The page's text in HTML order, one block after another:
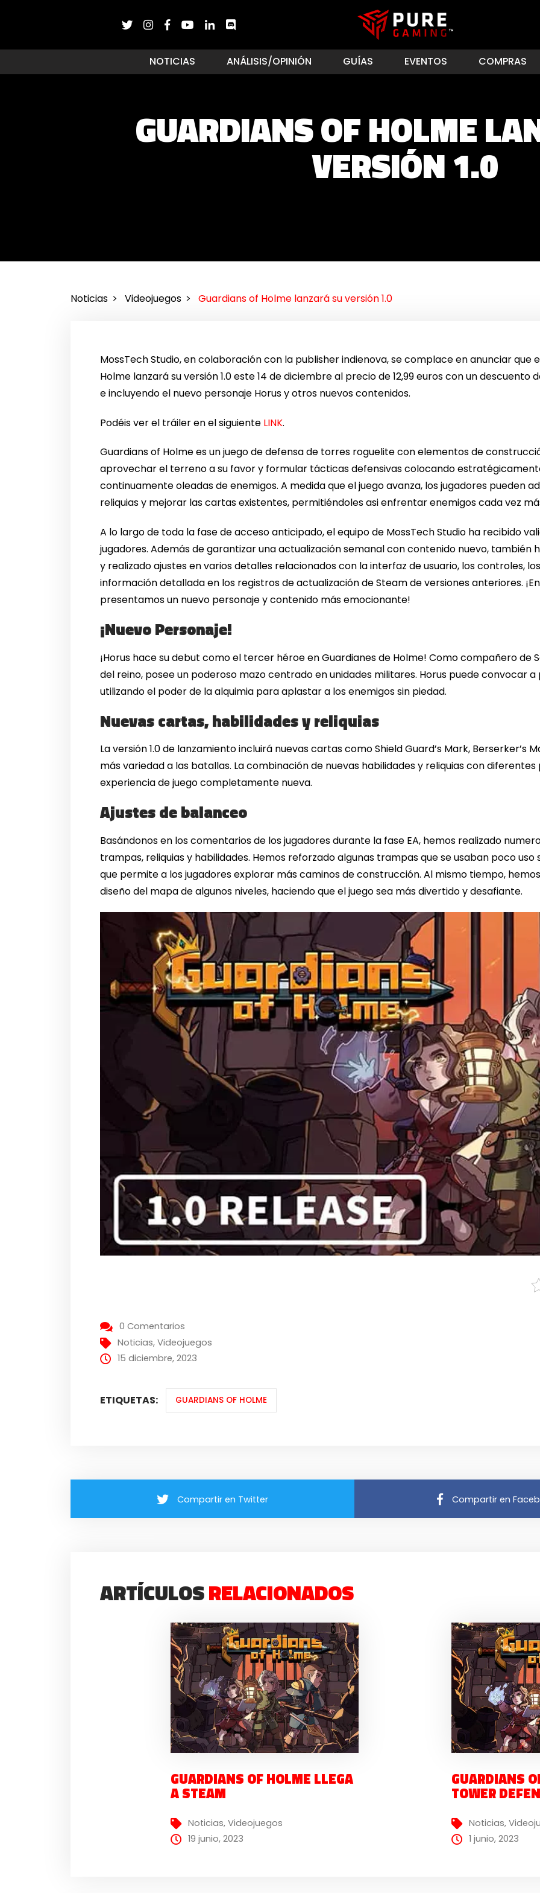
NOTICIAS ANÁLISIS/OPINIÓN GUÍAS EVENTOS COMPRAS
GUARDIANS OF HOLME
VERSIÓN 1.0
Noticias Videojuegos Guardians of Holme lanzará su versión 1.0
MossTech Studio, en colaboración con la publisher indienova, se complace en anunciar que
Holme lanzará su versión 1.0 este 14 de diciembre al precio de 12,99 euros con un
e incluyendo el nuevo personaje Horus y otros nuevos contenidos.
Podéis ver el tráiler en el siguiente LINK.
Guardians of Holme es un juego de defensa de torres roguelite con elementos de
aprovechar el terreno a su favor y formular tácticas defensivas colocando
continuamente oleadas de enemigos. A medida que el juego avanza, los jugadores pueden
reliquias y mejorar las cartas existentes, permitiéndoles asi enfrentar enemigos cada vez
A lo largo de toda la fase de acceso anticipado, el equipo de MossTech Studio ha recibido
jugadores. Además de garantizar una actualización semanal con contenido nuevo, también
y realizado ajustes en varios detalles relacionados con la interfaz de usuario, los controles,
información detallada en los registros de actualización de Steam de versiones anteriores.
presentamos un nuevo personaje y contenido más emocionante!
¡Nuevo Personaje!
¡Horus hace su debut como el tercer héroe en Guardianes de Holme! Como compañero de
del reino, posee un poderoso mazo centrado en unidades militares. Horus puede convocar
utilizando el poder de la alquimia para aplastar a los enemigos sin piedad.
Nuevas cartas, habilidades y reliquias
La versión 1.0 de lanzamiento incluirá nuevas cartas como Shield Guard’s Mark, Berserker’s
más variedad a las batallas. La combinación de nuevas habilidades y reliquias con
experiencia de juego completamente nueva.
Ajustes de balanceo
Basándonos en los comentarios de los jugadores durante la fase EA, hemos realizado
trampas, reliquias y habilidades. Hemos reforzado algunas trampas que se usaban poco
que permite a los jugadores explorar más caminos de construcción. Al mismo tiempo,
diseño del mapa de algunos niveles, haciendo que el juego sea más divertido y desafiante.
0 Comentarios
Noticias,Videojuegos
15 diciembre, 2023
ETIQUETAS: GUARDIANS OF HOLME
Compartir en Twitter Compartir en
ARTÍCULOSRELACIONADOS
GUARDIANS OF HOLME LLEGA
A STEAM
Noticias, Videojuegos
19 junio, 2023
GUARDIANS
TOWER
Noticias,
1 junio, 2023